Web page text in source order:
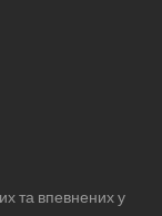
та впевнених у